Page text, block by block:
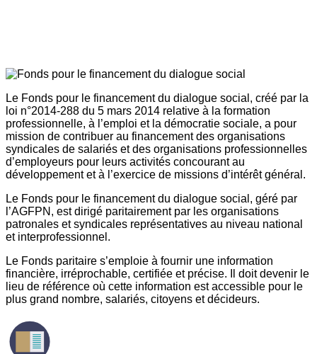
Le Fonds pour le financement du dialogue social, créé par la
loi n°2014-288 du 5 mars 2014 relative à la formation
professionnelle, à l’emploi et la démocratie sociale, a pour
mission de contribuer au financement des organisations
syndicales de salariés et des organisations professionnelles
d’employeurs pour leurs activités concourant au
développement et à l’exercice de missions d’intérêt général.
Le Fonds pour le financement du dialogue social, géré par
l’AGFPN, est dirigé paritairement par les organisations
patronales et syndicales représentatives au niveau national
et interprofessionnel.
Le Fonds paritaire s’emploie à fournir une information
financière, irréprochable, certifiée et précise. Il doit devenir le
lieu de référence où cette information est accessible pour le
plus grand nombre, salariés, citoyens et décideurs.